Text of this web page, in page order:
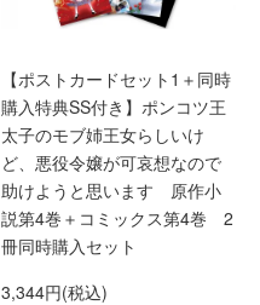
【ポストカードセット1＋同時
購入特典SS付き】ポンコツ王
太子のモブ姉王女らしいけ
ど、悪役令嬢が可哀想なので
助けようと思います 原作小
説第4巻＋コミックス第4巻 2
冊同時購入セット
3,344円(税込)